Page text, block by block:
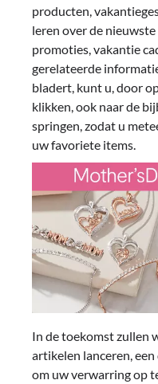
producten,
leren over de
promoties, vakantie
gerelateerde
bladert, kunt u, door
klikken, ook naar de
springen, zodat u
uw favoriete items.
In de toekomst zullen
artikelen lanceren,
om uw verwarring op